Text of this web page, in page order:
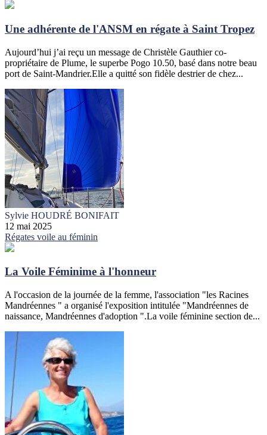
Une adhérente de l'ANSM en régate à Saint Tropez
Aujourd’hui j’ai reçu un message de Christèle Gauthier co-
propriétaire de Plume, le superbe Pogo 10.50, basé dans notre beau
port de Saint-Mandrier.Elle a quitté son fidèle destrier de chez...
Sylvie HOUDRÉ BONIFAIT
12 mai 2025
Régates voile au féminin
La Voile Féminime à l'honneur
A l'occasion de la journée de la femme, l'association "les Racines
Mandréennes " a organisé l'exposition intitulée "Mandréennes de
naissance, Mandréennes d'adoption ".La voile féminine section de...